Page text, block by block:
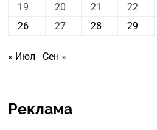
19
20 21 22
26
27 28 29
« Июл Сен »
Реклама